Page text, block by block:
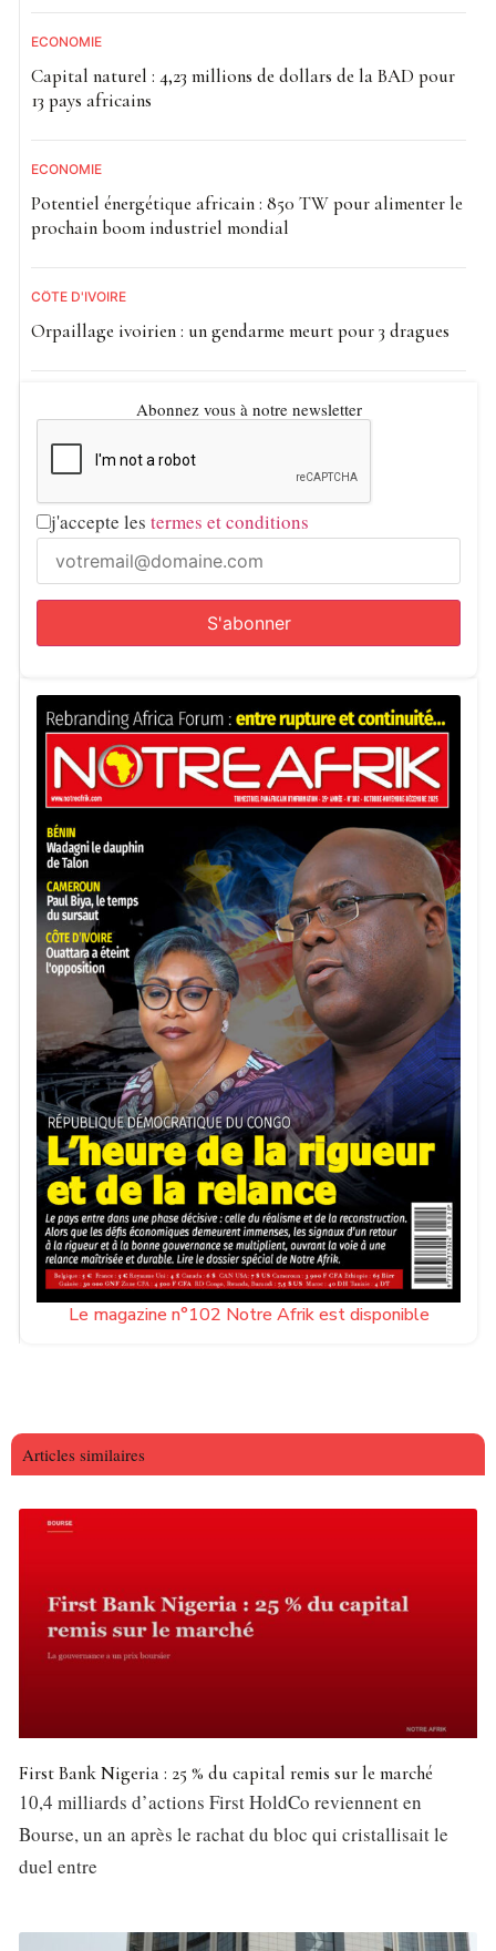
ECONOMIE
Capital naturel : 4,23 millions de dollars de la BAD pour
13 pays africains
ECONOMIE
Potentiel énergétique africain : 850 TW pour alimenter le
prochain boom industriel mondial
CÔTE D'IVOIRE
Orpaillage ivoirien : un gendarme meurt pour 3 dragues
Abonnez vous à notre newsletter
j'accepte les termes et conditions
Le magazine n°102 Notre Afrik est disponible
Articles similaires
First Bank Nigeria : 25 % du capital remis sur le marché
10,4 milliards d’actions First HoldCo reviennent en
Bourse, un an après le rachat du bloc qui cristallisait le
duel entre